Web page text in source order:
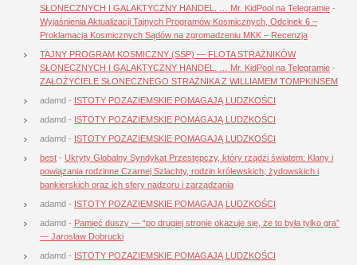
SŁONECZNYCH I GALAKTYCZNY HANDEL. … Mr. KidPool na Telegramie -
Wyjaśnienia Aktualizacji Tajnych Programów Kosmicznych, Odcinek 6 –
Proklamacja Kosmicznych Sądów na zgromadzeniu MKK – Recenzja
TAJNY PROGRAM KOSMICZNY (SSP) — FLOTA STRAŻNIKÓW
SŁONECZNYCH I GALAKTYCZNY HANDEL. … Mr. KidPool na Telegramie -
ZAŁOŻYCIELE SŁONECZNEGO STRAŻNIKA Z WILLIAMEM TOMPKINSEM
adamd - ISTOTY POZAZIEMSKIE POMAGAJĄ LUDZKOŚCI
adamd - ISTOTY POZAZIEMSKIE POMAGAJĄ LUDZKOŚCI
adamd - ISTOTY POZAZIEMSKIE POMAGAJĄ LUDZKOŚCI
best - Ukryty Globalny Syndykat Przestępczy, który rządzi światem: Klany i
powiązania rodzinne Czarnej Szlachty, rodzin królewskich, żydowskich i
bankierskich oraz ich sfery nadzoru i zarządzania
adamd - ISTOTY POZAZIEMSKIE POMAGAJĄ LUDZKOŚCI
adamd - Pamięć duszy — “po drugiej stronie okazuje się, że to była tylko gra”
— Jarosław Dobrucki
adamd - ISTOTY POZAZIEMSKIE POMAGAJĄ LUDZKOŚCI